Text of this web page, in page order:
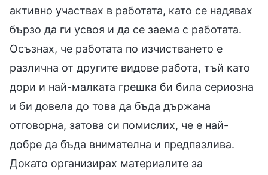
активно участвах в работата, като се надявах
бързо да ги усвоя и да се заема с работата.
Осъзнах, че работата по изчистването е
различна от другите видове работа, тъй като
дори и най-малката грешка би била сериозна
и би довела до това да бъда държана
отговорна, затова си помислих, че е най-
добре да бъда внимателна и предпазлива.
Докато организирах материалите за